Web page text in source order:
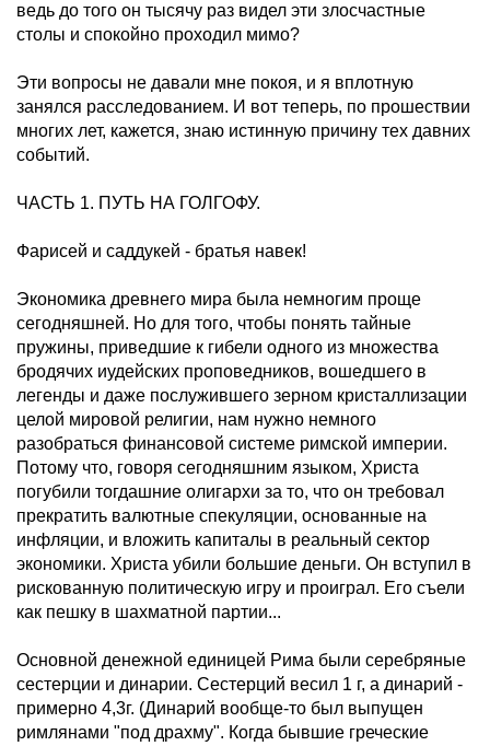
ведь до того он тысячу раз видел эти злосчастные
столы и спокойно проходил мимо?
Эти вопросы не давали мне покоя, и я вплотную
занялся расследованием. И вот теперь, по прошествии
многих лет, кажется, знаю истинную причину тех давних
событий.
ЧАСТЬ 1. ПУТЬ НА ГОЛГОФУ.
Фарисей и саддукей - братья навек!
Экономика древнего мира была немногим проще
сегодняшней. Но для того, чтобы понять тайные
пружины, приведшие к гибели одного из множества
бродячих иудейских проповедников, вошедшего в
легенды и даже послужившего зерном кристаллизации
целой мировой религии, нам нужно немного
разобраться финансовой системе римской империи.
Потому что, говоря сегодняшним языком, Христа
погубили тогдашние олигархи за то, что он требовал
прекратить валютные спекуляции, основанные на
инфляции, и вложить капиталы в реальный сектор
экономики. Христа убили большие деньги. Он вступил в
рискованную политическую игру и проиграл. Его съели
как пешку в шахматной партии...
Основной денежной единицей Рима были серебряные
сестерции и динарии. Сестерций весил 1 г, а динарий -
примерно 4,3г. (Динарий вообще-то был выпущен
римлянами "под драхму". Когда бывшие греческие